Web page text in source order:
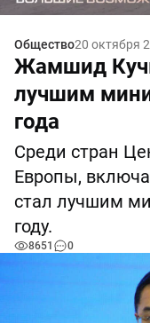
Общество20 октября
Жамшид
лучшим
года
Среди стран
Европы,
стал лучшим
году.
8651 0